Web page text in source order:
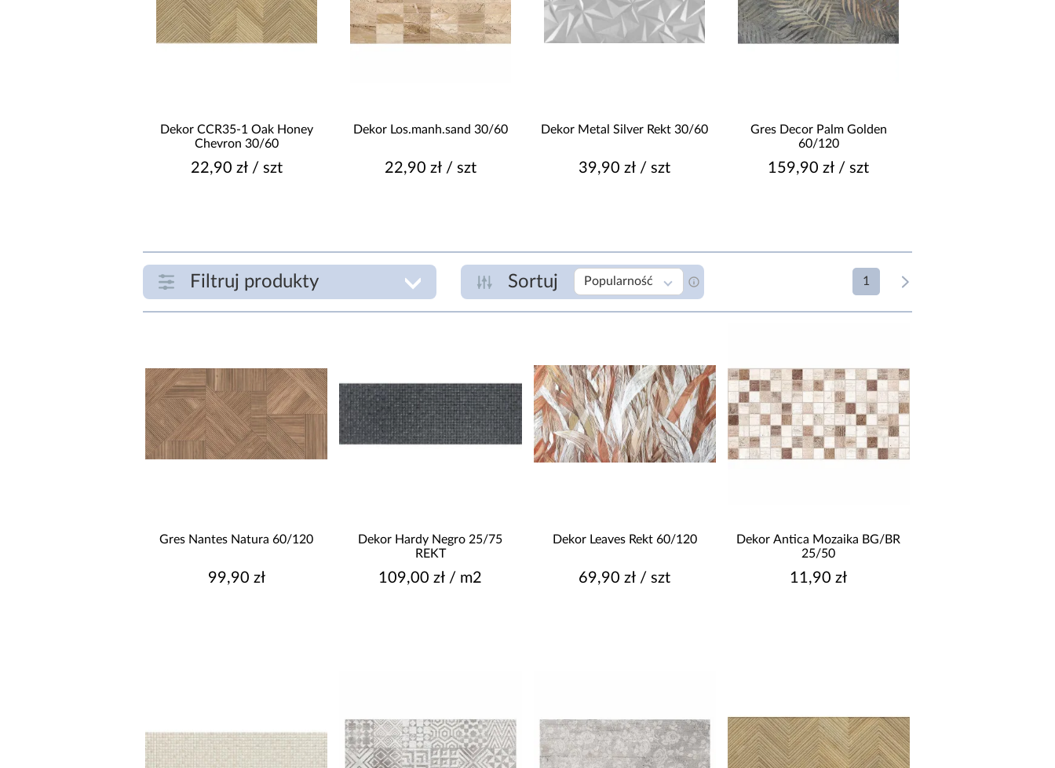
Dekor CCR35-1 Oak Honey
Chevron 30/60
22,90 zł / szt
Dekor Los.manh.sand 30/60
22,90 zł / szt
Dekor Metal Silver Rekt 30/60
39,90 zł / szt
Gres Decor Palm Golden
60/120
159,90 zł / szt
Filtruj produkty Sortuj Popularność 1
zł zł
DŁUGOŚĆ [CM]
IMPREGNACJA
Nie
MROZOODPORNOŚĆ
podłoga
podłoga i ściana
ściana
REKTYFIKACJA
TYP PŁYTKI
dekor
drewnopodobna
imitacja betonu
Gres Nantes Natura 60/120
99,90 zł
Dekor Hardy Negro 25/75
REKT
109,00 zł / m2
Dekor Leaves Rekt 60/120
69,90 zł / szt
Dekor Antica Mozaika BG/BR
25/50
11,90 zł